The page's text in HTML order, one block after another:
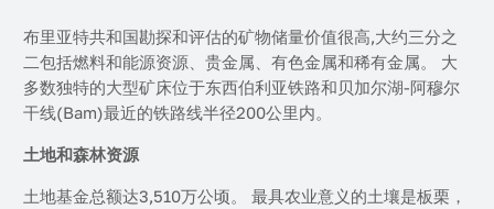
布里亚特共和国勘探和评估的矿物储量价值很高,大约三分之
二包括燃料和能源资源、贵金属、有色金属和稀有金属。 大
多数独特的大型矿床位于东西伯利亚铁路和贝加尔湖-阿穆尔
干线(Bam)最近的铁路线半径200公里内。
土地和森林资源
土地基金总额达3,510万公顷。 最具农业意义的土壤是板栗，